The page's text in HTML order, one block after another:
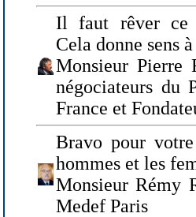
Il faut rêver ce
Cela donne sens
Monsieur Pierre
négociateurs du
France et
Bravo pour
hommes et les
Monsieur Rémy
Medef Paris